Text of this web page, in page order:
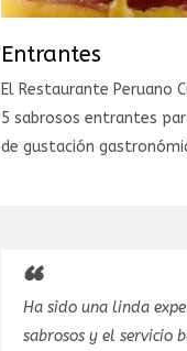
Entrantes
El Restaurante Peruano
5 sabrosos entrantes
de gustación
Ha sido una linda
sabrosos y el servicio